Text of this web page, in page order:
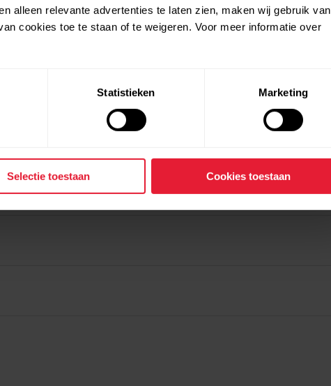
alleen relevante advertenties te laten zien, maken wij gebruik van
cookies toe te staan of te weigeren. Voor meer informatie over
Statistieken Marketing
Selectie toestaan Cookies toestaan